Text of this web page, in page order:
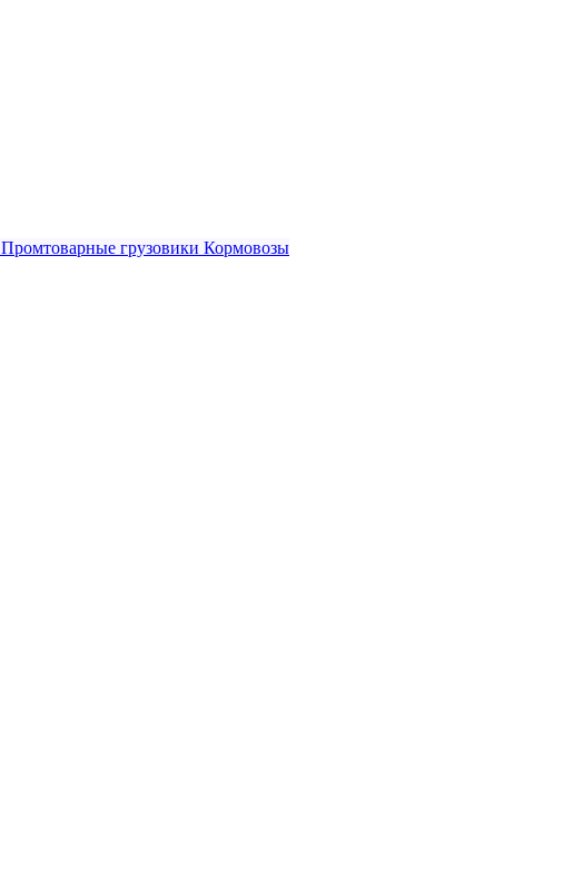
Промтоварные грузовики Кормовозы